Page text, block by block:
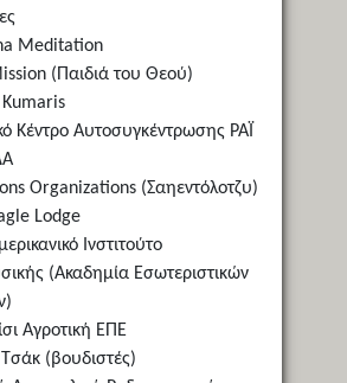
Meditation
(Παιδιά του Θεού)
Κέντρο Αυτοσυγκέντρωσης ΡΑΪ
Organizations (Σαηεντόλοτζυ)
Lodge
Ινστιτούτο
(Ακαδημία Εσωτεριστικών
Αγροτική ΕΠΕ
(βουδιστές)